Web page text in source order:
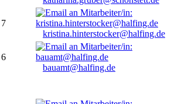
7
kristina.hinterstocker@halfing.de
6
bauamt@halfing.de